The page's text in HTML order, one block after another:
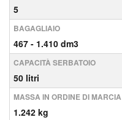
5
BAGAGLIAIO
467 - 1.410 dm3
CAPACITÀ SERBATOIO
50 litri
MASSA IN ORDINE DI MARCIA
1.242 kg